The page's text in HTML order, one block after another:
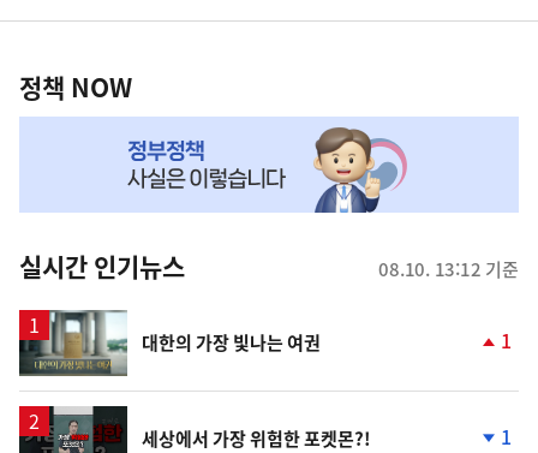
영
책
NOW,
뉴
스
정책 NOW
실시간 인기뉴스 08.10. 13:12 기준
영
상
대한의 가장 빛나는 여권
상
1
영
세상에서 가장 위험한 포켓몬?! 1